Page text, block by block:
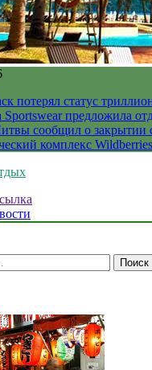
потерял статус
Sportswear предложила
сообщил о закрытии
комплекс